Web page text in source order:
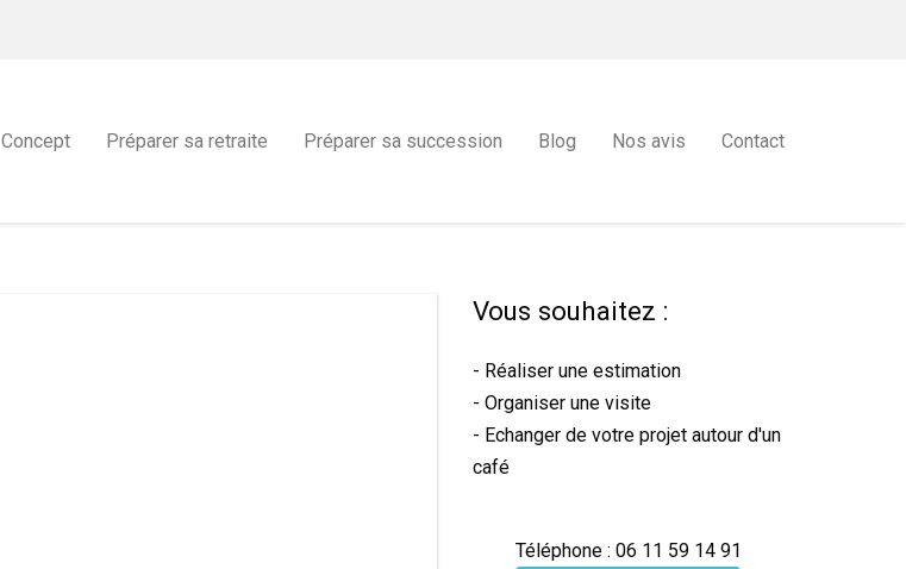
Concept Préparer sa retraite Préparer sa succession Blog Nos avis Contact
Vous souhaitez :
- Réaliser une estimation
- Organiser une visite
- Echanger de votre projet autour d'un
café
Téléphone : 06 11 59 14 91